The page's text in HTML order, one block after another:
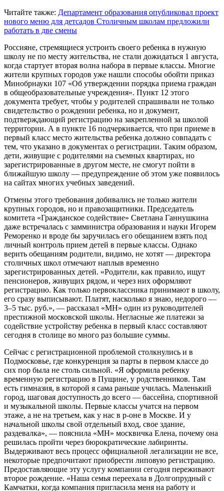
Читайте также: Департамент образования опубликовал проект
нового меню для детсадов Столичным школам предложили
работать в две смены
Россияне, стремящиеся устроить своего ребенка в нужную
школу не по месту жительства, не стали дожидаться 1 августа,
когда стартует вторая волна набора в первые классы. Многие
жители крупных городов уже нашли способы обойти приказ
Минобрнауки 107 «Об утверждении порядка приема граждан
в общеобразовательные учреждения». Пункт 12 этого
документа требует, чтобы у родителей спрашивали не только
свидетельство о рождении ребенка, но и документ,
подтверждающий регистрацию на закрепленной за школой
территории. А в пункте 16 подчеркивается, что при приеме в
первый класс место жительства ребенка должно совпадать с
тем, что указано в документах о регистрации. Таким образом,
дети, живущие с родителями на съемных квартирах, но
зарегистрированные в другом месте, не смогут пойти в
ближайшую школу — предупреждение об этом уже появилось
на сайтах многих учебных заведений.
Отмены этого требования добивались не только жители
крупных городов, но и правозащитники. Председатель
комитета «Гражданское содействие» Светлана Ганнушкина
даже встречалась с замминистра образования и науки Игорем
Реморенко и вроде бы заручилась его обещанием взять под
личный контроль прием детей в первые классы. Однако
верить обещаниям родители, видимо, не хотят — директора
столичных школ отмечают наплыв временно
зарегистрированных детей. «Родители, как правило, ищут
пенсионеров, живущих рядом, и через них оформляют
регистрацию. Как только первоклассника принимают в школу,
его сразу выписывают. Платят, насколько я знаю, недорого —
3–5 тыс. руб.», — рассказал «МН» один из руководителей
престижной московской школы. Негласные же платежи за
содействие устройству ребенка в первый класс составляют
сегодня в столице во много раз большие суммы.
Сейчас с регистрационной проблемой столкнулись и в
Подмосковье, где конкуренция за парты в первом классе до
сих пор была не столь сильной. «Я оформила ребенку
временную регистрацию в Пущине, у родственников. Там
есть гимназия, в которой я сама раньше училась. Маленький
город, шаговая доступность до всего — бассейна, спортивной
и музыкальной школы. Первые классы учатся на первом
этаже, а не на третьем, как у нас в р-оне в Москве. И у
начальной школы свой отдельный вход, свое здание,
раздевалка», — пояснила «МН» москвичка Елена, почему она
решилась пройти через бюрократические лабиринты.
Выдерживают весь процесс официальной легализации не все,
некоторые предпочитают приобрести липовую регистрацию.
Предоставляющие эту услугу компании сегодня переживают
второе рождение. «Наша семья переехала в Долгопрудный с
Камчатки, когда компания пригласила меня на работу и